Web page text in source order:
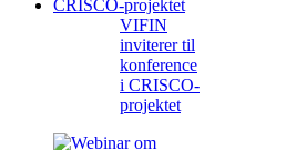
VIFIN
inviterer til
konference
i CRISCO-
projektet